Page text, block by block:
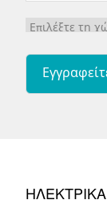
ΗΛΕΚΤΡΙΚΆ